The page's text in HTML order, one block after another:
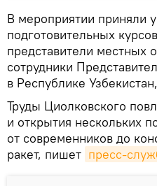
В мероприятии приняли
подготовительных
представители местных
сотрудники
в Республике
Труды Циолковского
и открытия нескольких
от современников до
ракет, пишет пресс-